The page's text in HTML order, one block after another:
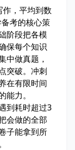
，平均到数
考的核心策
阶段把各模
保每个知识
中做真题，
突破。冲刺
在有限时间
力。
到耗时超过3
会做的全部
子能拿到所